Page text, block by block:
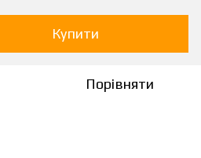
Купити
Порівняти